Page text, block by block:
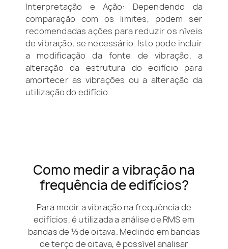
Interpretação e Ação: Dependendo da
comparação com os limites, podem ser
recomendadas ações para reduzir os níveis
de vibração, se necessário. Isto pode incluir
a modificação da fonte de vibração, a
alteração da estrutura do edifício para
amortecer as vibrações ou a alteração da
utilização do edifício.
Como medir a vibração na
frequência de edifícios?
Para medir a vibração na frequência de
edifícios, é utilizada a análise de RMS em
bandas de ⅓ de oitava. Medindo em bandas
de terço de oitava, é possível analisar